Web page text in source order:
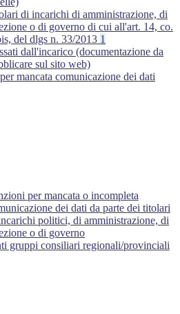
di incarichi di amministrazione, di
o di governo di cui all'art. 14, co.
del dlgs n. 33/2013 1
dall'incarico (documentazione da
sul sito web)
mancata comunicazione dei dati
per mancata o incompleta
dei dati da parte dei titolari
politici, di amministrazione, di
o di governo
gruppi consiliari regionali/provinciali